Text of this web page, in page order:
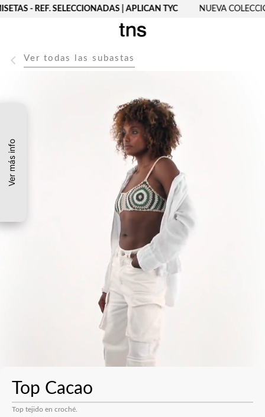
- REF. SELECCIONADAS | APLICAN TYC NUEVA
Ver todas las subastas
Ver más info
Top Cacao
Top tejido en croché.